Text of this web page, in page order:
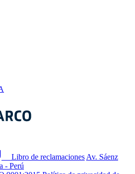
Libro de reclamaciones Av. Sáenz
- Perú